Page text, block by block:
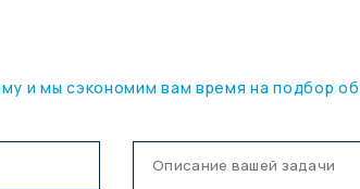
и мы сэкономим вам время на подбор